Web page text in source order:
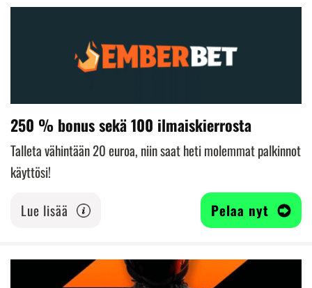
250 % bonus sekä 100 ilmaiskierrosta
Talleta vähintään 20 euroa, niin saat heti molemmat palkinnot
käyttösi!
Lue lisää
Pelaa nyt